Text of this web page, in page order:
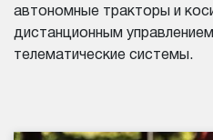
автономные тракторы и
дистанционным
телематические системы.